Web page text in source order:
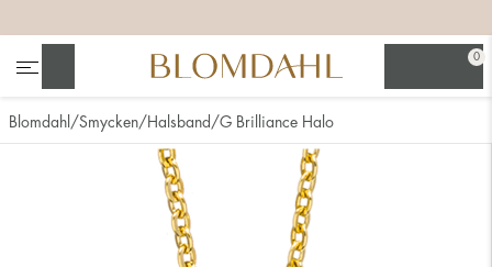
0
Blomdahl Smycken Halsband G Brilliance Halo